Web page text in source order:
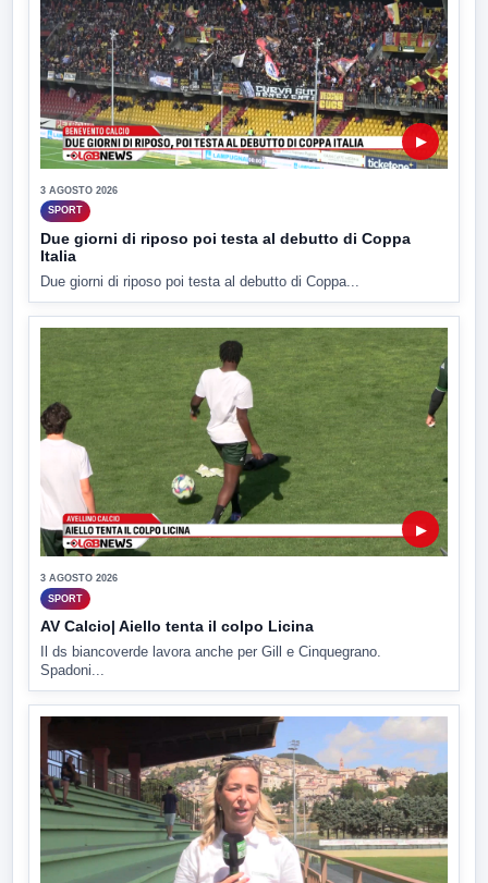
▶
3 AGOSTO 2026
SPORT
Due giorni di riposo poi testa al debutto di Coppa
Italia
Due giorni di riposo poi testa al debutto di Coppa...
▶
3 AGOSTO 2026
SPORT
AV Calcio| Aiello tenta il colpo Licina
Il ds biancoverde lavora anche per Gill e Cinquegrano.
Spadoni...